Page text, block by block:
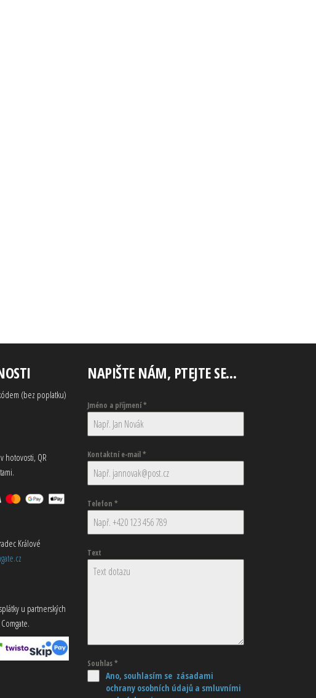
(bez poplatku)
hotovosti, QR
Králové
u partnerských
NAPIŠTE NÁM, PTEJTE SE…
Jméno a příjmení*
Kontaktní e-mail*
Telefon *
Text
Souhlas*
Ano, souhlasím se zásadami
ochrany osobních údajů a smluvními